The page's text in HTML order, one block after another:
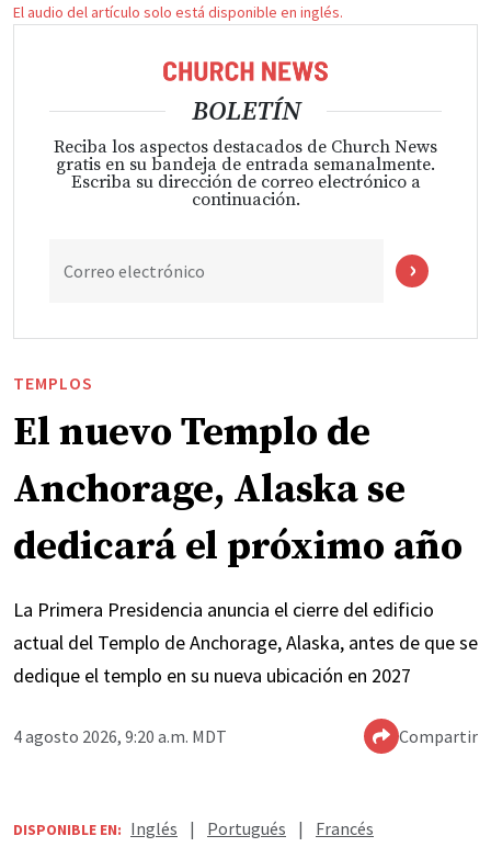
El audio del artículo solo está disponible en inglés.
BOLETÍN
Reciba los aspectos destacados de Church News
gratis en su bandeja de entrada semanalmente.
Escriba su dirección de correo electrónico a
continuación.
Correo electrónico
TEMPLOS
El nuevo Templo de
Anchorage, Alaska se
dedicará el próximo año
La Primera Presidencia anuncia el cierre del edificio
actual del Templo de Anchorage, Alaska, antes de que se
dedique el templo en su nueva ubicación en 2027
4 agosto 2026, 9:20 a.m. MDT Compartir
DISPONIBLE EN: Inglés | Portugués | Francés